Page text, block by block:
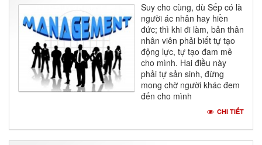
Suy cho cùng, dù Sếp có là
người ác nhân hay hiền
đức; thì khi đi làm, bản thân
nhân viên phải biết tự tạo
động lực, tự tạo đam mê
cho mình. Hai điều này
phải tự sản sinh, đừng
mong chờ người khác đem
đến cho mình
CHI TIẾT